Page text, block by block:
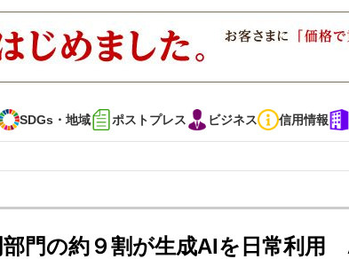
SDGs・地域 ポストプレス ビジネス 信用情報
ビュー コレクション
門の約９割が生成AIを日常利用